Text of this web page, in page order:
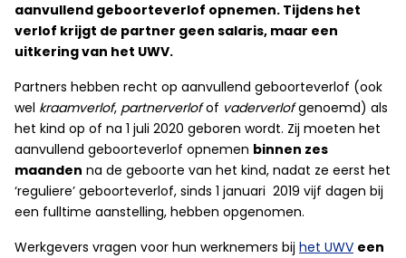
aanvullend geboorteverlof opnemen. Tijdens het
verlof krijgt de partner geen salaris, maar een
uitkering van het UWV.
Partners hebben recht op aanvullend geboorteverlof (ook
wel kraamverlof, partnerverlofof vaderverlofgenoemd) als
het kind op of na 1 juli 2020 geboren wordt. Zij moeten het
aanvullend geboorteverlof opnemen binnen zes
maanden na de geboorte van het kind, nadat ze eerst het
‘reguliere’ geboorteverlof, sinds 1 januari 2019 vijf dagen bij
een fulltime aanstelling, hebben opgenomen.
Werkgevers vragen voor hun werknemers bij het UWV een